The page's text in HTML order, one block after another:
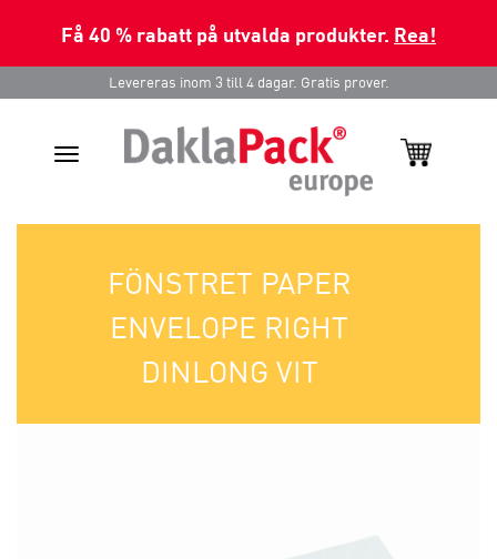
Få 40 % rabatt på utvalda produkter. Rea!
Levereras inom 3 till 4 dagar. Gratis prover.
Toggle
FÖNSTRET PAPER
ENVELOPE RIGHT
DINLONG VIT